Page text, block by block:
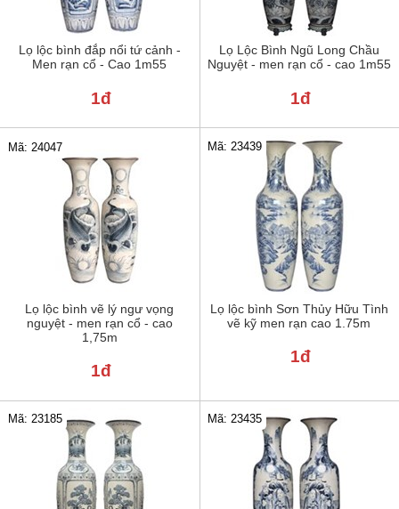
Lọ lộc bình đắp nổi tứ cảnh -
Men rạn cổ - Cao 1m55
1đ
Lọ Lộc Bình Ngũ Long Chầu
Nguyệt - men rạn cổ - cao 1m55
1đ
Lọ lộc bình vẽ lý ngư vọng
nguyệt - men rạn cổ - cao
1,75m
Mã: 24047
1đ
Lọ lộc bình Sơn Thủy Hữu Tình
vẽ kỹ men rạn cao 1.75m
Mã: 23439
1đ
Mã: 23185 Mã: 23435